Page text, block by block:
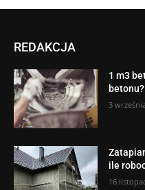
REDAKCJA
1 m3
betonu?
3
ile
16